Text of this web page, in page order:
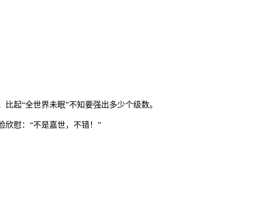
起“全世界未眠”不知要强出多少个级数。
欣慰：“不是嘉世，不错！”